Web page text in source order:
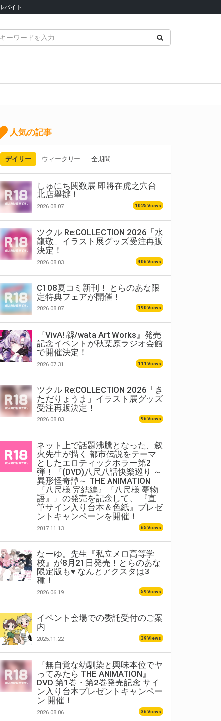
バイト
人気の記事
デイリー ウィークリー 全期間
しゅにち関数展 即將在虎之穴台
北店舉辦！
2026.08.07 1025 Views
ツクル Re:COLLECTION 2026「水
龍敬」イラスト展グッズ受注再販
決定！
2026.08.03 406 Views
C108夏コミ新刊！ とらのあな限
定特典フェアが開催！
2026.08.07 190 Views
『VivA! 緜/wata Art Works』発売
記念イベントが秋葉原ラジオ会館
で開催決定！
2026.07.31 111 Views
ツクル Re:COLLECTION 2026「き
ただりょうま」イラスト展グッズ
受注再販決定！
2026.08.03 96 Views
ネット上で話題沸騰となった、叙
火先生が描く 都市伝説をテーマ
としたエロティックホラー第2
弾！『(DVD)八尺八話快樂巡り ～
異形怪奇譚～ THE ANIMATION
『八尺様 完結編』『八尺様 夢物
語』』の発売を記念して、 『直
筆サイン入り台本＆色紙』プレゼ
ントキャンペーンを開催！
2017.11.13 65 Views
なーゆ。先生『私立メロ高等学
校』が8月21日発売！とらのあな
限定版も♥ なんとアクスタは3
種！
2026.06.19 59 Views
イベント会場での委託受付のご案
内
2025.11.22 39 Views
『無自覚な幼馴染と興味本位でヤ
ってみたら THE ANIMATION』
DVD 第1巻・第2巻発売記念 サイ
ン入り台本プレゼントキャンペー
ン 開催！
2026.08.06 36 Views